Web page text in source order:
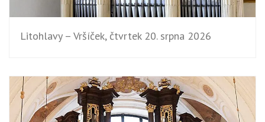
Litohlavy – Vršíček, čtvrtek 20. srpna 2026